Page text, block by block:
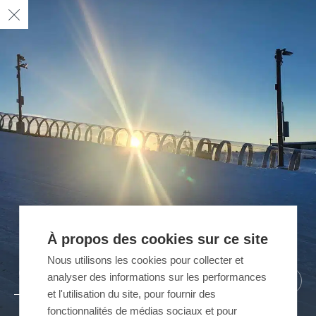
/ 05
/ 05
/ 05
/ 05
/ 05
À propos des cookies sur ce site
Nous utilisons les cookies pour collecter et
analyser des informations sur les performances
et l'utilisation du site, pour fournir des
fonctionnalités de médias sociaux et pour